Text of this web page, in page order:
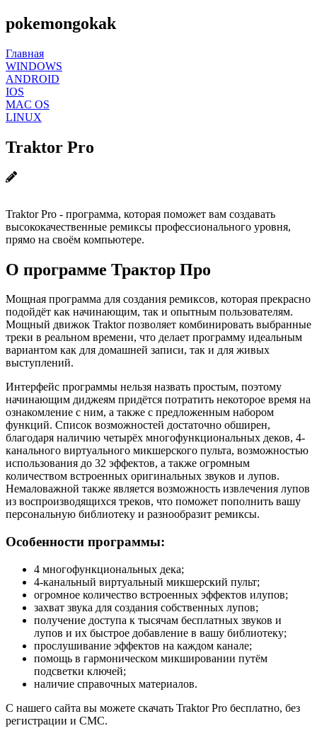
pokemongokak
Главная
WINDOWS
ANDROID
IOS
MAC OS
LINUX
Traktor Pro
Traktor Pro - программа, которая поможет вам создавать
высококачественные ремиксы профессионального уровня,
прямо на своём компьютере.
О программе Трактор Про
Мощная программа для создания ремиксов, которая прекрасно
подойдёт как начинающим, так и опытным пользователям.
Мощный движок Traktor позволяет комбинировать выбранные
треки в реальном времени, что делает программу идеальным
вариантом как для домашней записи, так и для живых
выступлений.
Интерфейс программы нельзя назвать простым, поэтому
начинающим диджеям придётся потратить некоторое время на
ознакомление с ним, а также с предложенным набором
функций. Список возможностей достаточно обширен,
благодаря наличию четырёх многофункциональных деков, 4-
канального виртуального микшерского пульта, возможностью
использования до 32 эффектов, а также огромным
количеством встроенных оригинальных звуков и лупов.
Немаловажной также является возможность извлечения лупов
из воспроизводящихся треков, что поможет пополнить вашу
персональную библиотеку и разнообразит ремиксы.
Особенности программы:
4 многофункциональных дека;
4-канальный виртуальный микшерский пульт;
огромное количество встроенных эффектов илупов;
захват звука для создания собственных лупов;
получение доступа к тысячам бесплатных звуков и
лупов и их быстрое добавление в вашу библиотеку;
прослушивание эффектов на каждом канале;
помощь в гармоническом микшировании путём
подсветки ключей;
наличие справочных материалов.
С нашего сайта вы можете скачать Traktor Pro бесплатно, без
регистрации и СМС.